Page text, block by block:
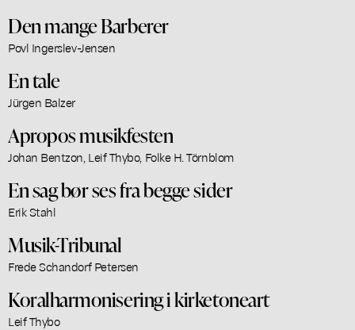
Den mange Barberer
Povl Ingerslev-Jensen
En tale
Jürgen Balzer
Apropos musikfesten
Johan Bentzon, Leif Thybo, Folke H. Törnblom
En sag bør ses fra begge sider
Erik Stahl
Musik-Tribunal
Frede Schandorf Petersen
Koralharmonisering i kirketoneart
Leif Thybo